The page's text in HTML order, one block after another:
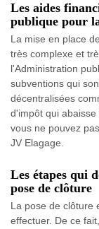
Les aides
publique pour
La mise en place
très complexe et
l'Administration
subventions qui
décentralisées
d'impôt qui
vous ne pouvez
JV Elagage.
Les étapes qui
pose de clôture
La pose de clôture
effectuer. De ce